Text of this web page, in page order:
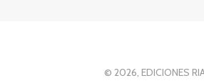
© 2026, EDICIONES